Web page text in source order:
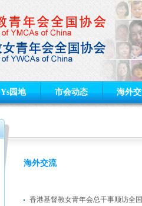
Ys园地 市会动态 海外
海外交流
香港基督教女青年会总干事顺访全